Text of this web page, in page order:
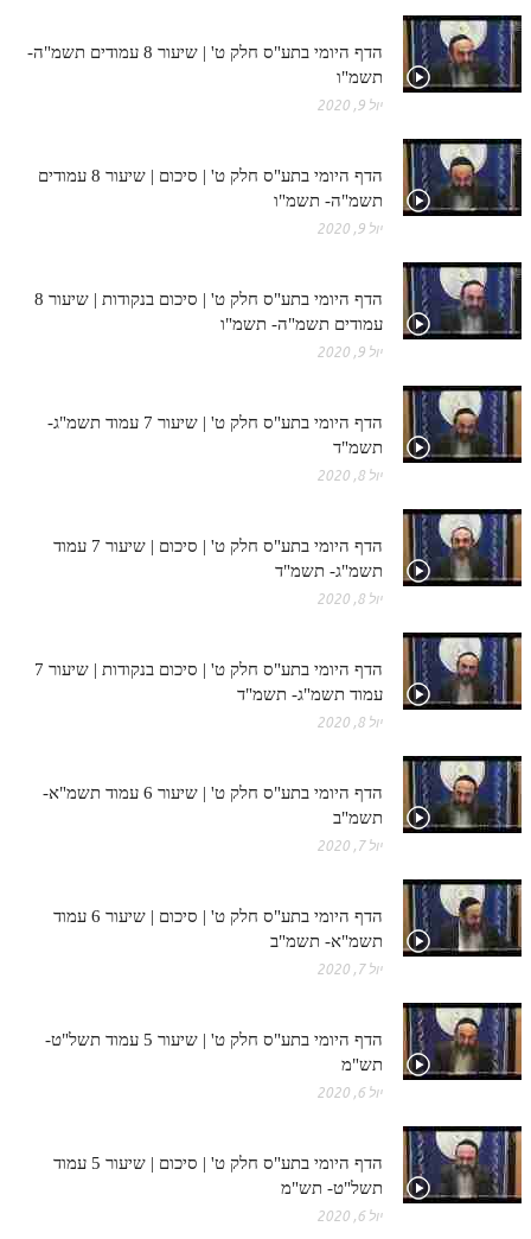
הדף היומי בתע"ס חלק ט' | שיעור 8 עמודים תשמ"ה-
תשמ"ו
יול 9, 2020
הדף היומי בתע"ס חלק ט' | סיכום | שיעור 8 עמודים
תשמ"ה- תשמ"ו
יול 9, 2020
הדף היומי בתע"ס חלק ט' | סיכום בנקודות | שיעור 8
עמודים תשמ"ה- תשמ"ו
יול 9, 2020
הדף היומי בתע"ס חלק ט' | שיעור 7 עמוד תשמ"ג-
תשמ"ד
יול 8, 2020
הדף היומי בתע"ס חלק ט' | סיכום | שיעור 7 עמוד
תשמ"ג- תשמ"ד
יול 8, 2020
הדף היומי בתע"ס חלק ט' | סיכום בנקודות | שיעור 7
עמוד תשמ"ג- תשמ"ד
יול 8, 2020
הדף היומי בתע"ס חלק ט' | שיעור 6 עמוד תשמ"א-
תשמ"ב
יול 7, 2020
הדף היומי בתע"ס חלק ט' | סיכום | שיעור 6 עמוד
תשמ"א- תשמ"ב
יול 7, 2020
הדף היומי בתע"ס חלק ט' | שיעור 5 עמוד תשל"ט-
תש"מ
יול 6, 2020
הדף היומי בתע"ס חלק ט' | סיכום | שיעור 5 עמוד
תשל"ט- תש"מ
יול 6, 2020